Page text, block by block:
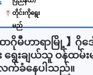
တိုင်းကိုရွေး
မည်
ဆာဂိုမီဟာရာမြို့】ဂို
ေးချယ်သူ ဝန်ထမ်း
က်ခံနေပါသည်။